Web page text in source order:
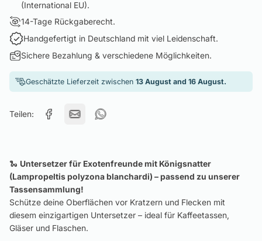
(International EU).
14-Tage Rückgaberecht.
Handgefertigt in Deutschland mit viel Leidenschaft.
Sichere Bezahlung & verschiedene Möglichkeiten.
Geschätzte Lieferzeit zwischen 13 August and 16 August.
Teilen:
🐍 Untersetzer für Exotenfreunde mit Königsnatter
(Lampropeltis polyzona blanchardi) – passend zu unserer
Tassensammlung!
Schütze deine Oberflächen vor Kratzern und Flecken mit
diesem einzigartigen Untersetzer – ideal für Kaffeetassen,
Gläser und Flaschen.